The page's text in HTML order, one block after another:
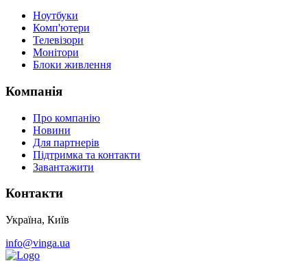
Ноутбуки
Комп'ютери
Телевізори
Монітори
Блоки живлення
Компанія
Про компанію
Новини
Для партнерів
Підтримка та контакти
Завантажити
Контакти
Україна, Київ
info@vinga.ua